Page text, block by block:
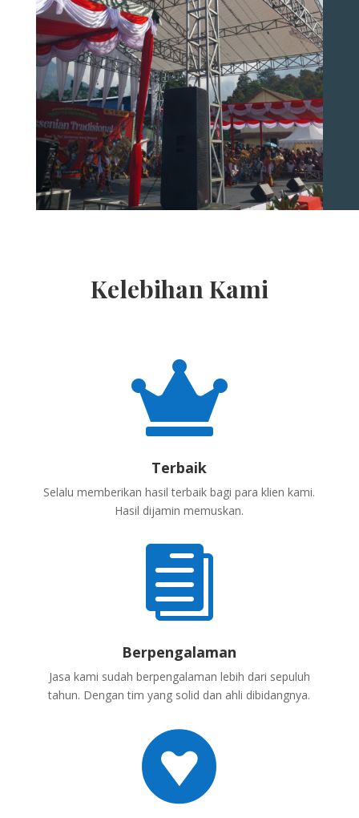
Kelebihan Kami

Terbaik
Selalu memberikan hasil terbaik bagi para klien kami.
Hasil dijamin memuskan.

Berpengalaman
Jasa kami sudah berpengalaman lebih dari sepuluh
tahun. Dengan tim yang solid dan ahli dibidangnya.
